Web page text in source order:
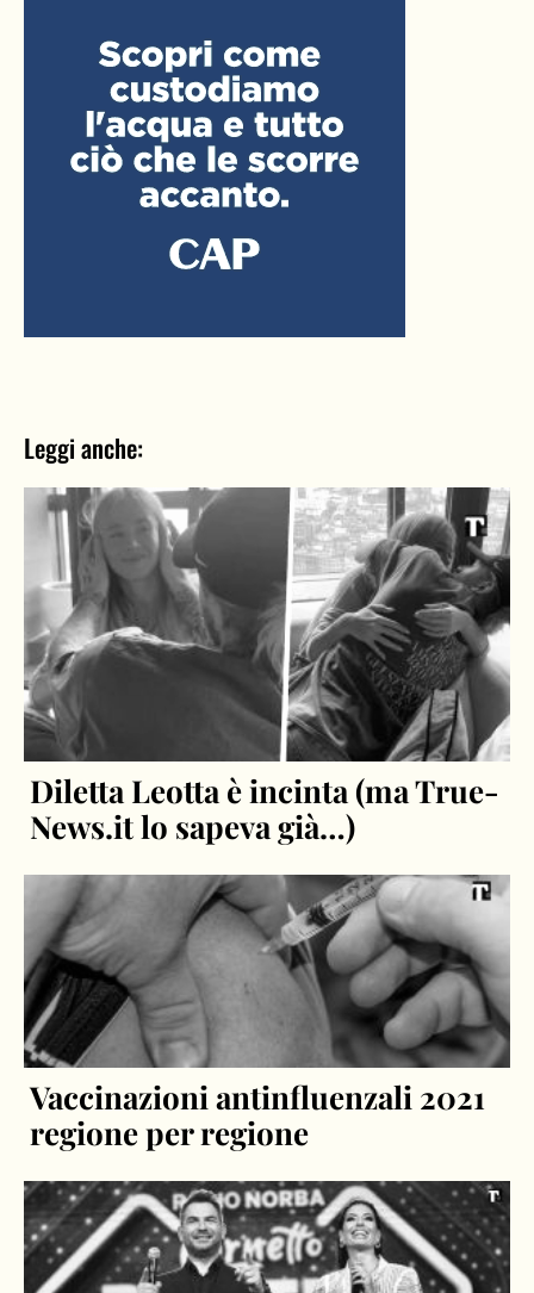
Leggi anche:
Diletta Leotta è incinta (ma True-
News.it lo sapeva già…)
Vaccinazioni antinfluenzali 2021
regione per regione